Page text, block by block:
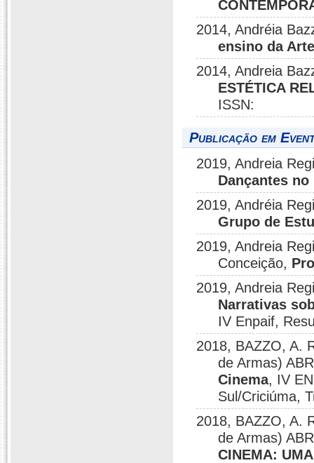
2014, Andréia
ensino da
2014, Andreia
ESTÉTICA
ISSN:
Publicação em
2019, Andreia
Dançantes
2019, Andréia
Grupo de
2019, Andreia
Conceição,
2019, Andreia
Narrativas
IV Enpaif,
2018, BAZZO, A.
de Armas)
Cinema, IV
Sul/Criciúma,
2018, BAZZO, A.
de Armas)
CINEMA: